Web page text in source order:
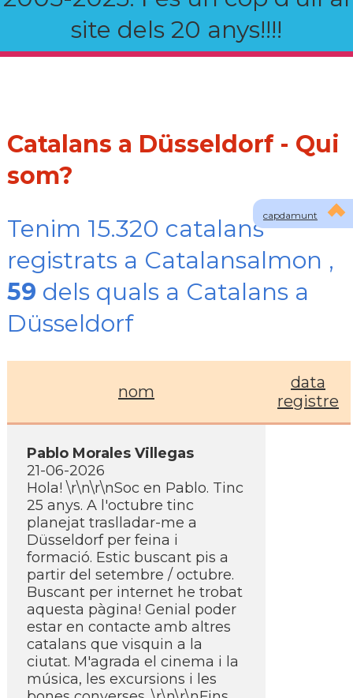
site dels 20 anys!!!!
capdamunt
Catalans a Düsseldorf - Qui
som?
Tenim 15.320 catalans
registrats a Catalansalmon ,
59 dels quals a Catalans a
Düsseldorf
nom
data
registre
Pablo Morales Villegas
21-06-2026
Hola! \r\n\r\nSoc en Pablo. Tinc
25 anys. A l'octubre tinc
planejat traslladar-me a
Düsseldorf per feina i
formació. Estic buscant pis a
partir del setembre / octubre.
Buscant per internet he trobat
aquesta pàgina! Genial poder
estar en contacte amb altres
catalans que visquin a la
ciutat. M'agrada el cinema i la
música, les excursions i les